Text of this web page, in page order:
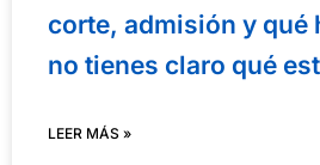
corte, admisión y qué
no tienes claro qué
LEER MÁS »